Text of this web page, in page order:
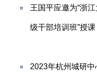
王国平应邀为“浙
级干部培训班”授课
2023年杭州城研